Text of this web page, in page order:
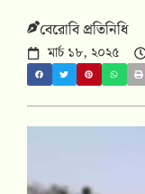
বেরোবি প্রতিনিধি
মার্চ ১৮, ২০২৫